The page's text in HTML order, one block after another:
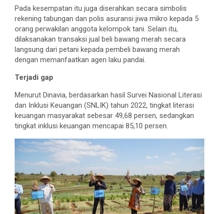
Pada kesempatan itu juga diserahkan secara simbolis
rekening tabungan dan polis asuransi jiwa mikro kepada 5
orang perwakilan anggota kelompok tani. Selain itu,
dilaksanakan transaksi jual beli bawang merah secara
langsung dari petani kepada pembeli bawang merah
dengan memanfaatkan agen laku pandai.
Terjadi gap
Menurut Dinavia, berdasarkan hasil Survei Nasional Literasi
dan Inklusi Keuangan (SNLIK) tahun 2022, tingkat literasi
keuangan masyarakat sebesar 49,68 persen, sedangkan
tingkat inklusi keuangan mencapai 85,10 persen.